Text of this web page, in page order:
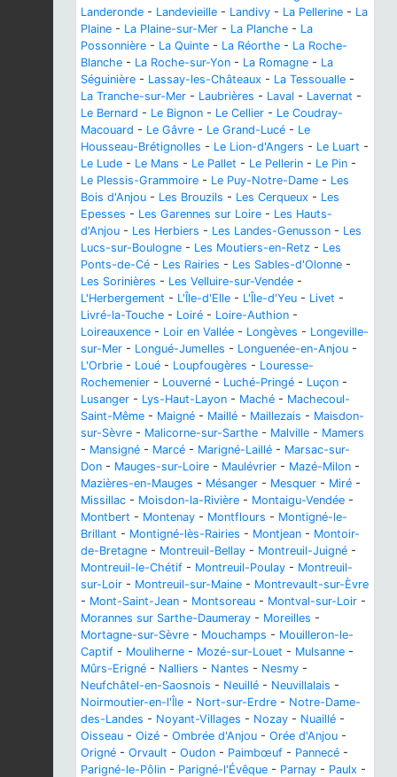
Landeronde - Landevieille - Landivy - La Pellerine - La
Plaine - La Plaine-sur-Mer - La Planche - La
Possonnière - La Quinte - La Réorthe - La Roche-
Blanche - La Roche-sur-Yon - La Romagne - La
Séguinière - Lassay-les-Châteaux - La Tessoualle -
La Tranche-sur-Mer - Laubrières - Laval - Lavernat -
Le Bernard - Le Bignon - Le Cellier - Le Coudray-
Macouard - Le Gâvre - Le Grand-Lucé - Le
Housseau-Brétignolles - Le Lion-d'Angers - Le Luart -
Le Lude - Le Mans - Le Pallet - Le Pellerin - Le Pin -
Le Plessis-Grammoire - Le Puy-Notre-Dame - Les
Bois d'Anjou - Les Brouzils - Les Cerqueux - Les
Epesses - Les Garennes sur Loire - Les Hauts-
d'Anjou - Les Herbiers - Les Landes-Genusson - Les
Lucs-sur-Boulogne - Les Moutiers-en-Retz - Les
Ponts-de-Cé - Les Rairies - Les Sables-d'Olonne -
Les Sorinières - Les Velluire-sur-Vendée -
L'Herbergement - L'Île-d'Elle - L'Île-d'Yeu - Livet -
Livré-la-Touche - Loiré - Loire-Authion -
Loireauxence - Loir en Vallée - Longèves - Longeville-
sur-Mer - Longué-Jumelles - Longuenée-en-Anjou -
L'Orbrie - Loué - Loupfougères - Louresse-
Rochemenier - Louverné - Luché-Pringé - Luçon -
Lusanger - Lys-Haut-Layon - Maché - Machecoul-
Saint-Même - Maigné - Maillé - Maillezais - Maisdon-
sur-Sèvre - Malicorne-sur-Sarthe - Malville - Mamers
- Mansigné - Marcé - Marigné-Laillé - Marsac-sur-
Don - Mauges-sur-Loire - Maulévrier - Mazé-Milon -
Mazières-en-Mauges - Mésanger - Mesquer - Miré -
Missillac - Moisdon-la-Rivière - Montaigu-Vendée -
Montbert - Montenay - Montflours - Montigné-le-
Brillant - Montigné-lès-Rairies - Montjean - Montoir-
de-Bretagne - Montreuil-Bellay - Montreuil-Juigné -
Montreuil-le-Chétif - Montreuil-Poulay - Montreuil-
sur-Loir - Montreuil-sur-Maine - Montrevault-sur-Èvre
- Mont-Saint-Jean - Montsoreau - Montval-sur-Loir -
Morannes sur Sarthe-Daumeray - Moreilles -
Mortagne-sur-Sèvre - Mouchamps - Mouilleron-le-
Captif - Mouliherne - Mozé-sur-Louet - Mulsanne -
Mûrs-Erigné - Nalliers - Nantes - Nesmy -
Neufchâtel-en-Saosnois - Neuillé - Neuvillalais -
Noirmoutier-en-l'Île - Nort-sur-Erdre - Notre-Dame-
des-Landes - Noyant-Villages - Nozay - Nuaillé -
Oisseau - Oizé - Ombrée d'Anjou - Orée d'Anjou -
Origné - Orvault - Oudon - Paimbœuf - Pannecé -
Parigné-le-Pôlin - Parigné-l'Évêque - Parnay - Paulx -